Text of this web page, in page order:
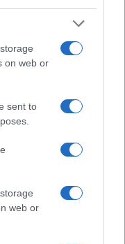
on web or
sent to
web or